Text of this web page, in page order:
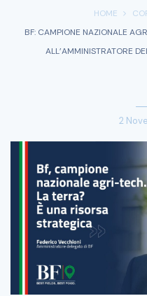
HOME
BF: CAMPIONE NAZIONALE
ALL’AMMINISTRATORE
2